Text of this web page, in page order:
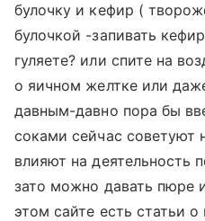
булочку и кефир (
булочкой -запивать
гуляете? или спите на
о яичном желтке или
давным-давно пора бы
соками сейчас советуют
влияют на деятельность
зато можно давать пюре
этом сайте есть статьи